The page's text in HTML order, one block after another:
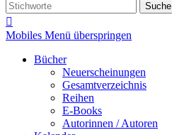
Suche

Mobiles Menü überspringen
Bücher
Neuerscheinungen
Gesamtverzeichnis
Reihen
E-Books
Autorinnen / Autoren